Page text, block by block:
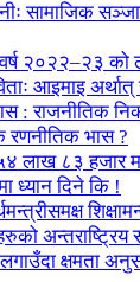
सामाजिक
२०२२–२३ को
आइमाइ
: राजनीतिक
रणनीतिक भास ?
लाख ८३ हजार
ध्यान दिने कि !
क्षमता